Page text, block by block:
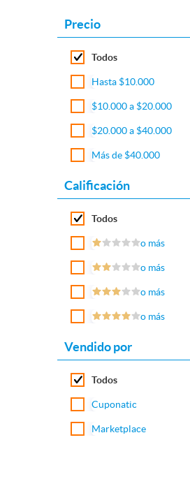
Precio
Todos
Hasta $10.000
$10.000 a $20.000
$20.000 a $40.000
Más de $40.000
Calificación
Todos
o más
o más
o más
o más
Vendido por
Todos
Cuponatic
Marketplace